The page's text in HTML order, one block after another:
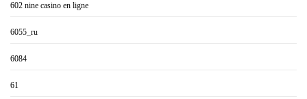
602 nine casino en ligne
6055_ru
6084
61